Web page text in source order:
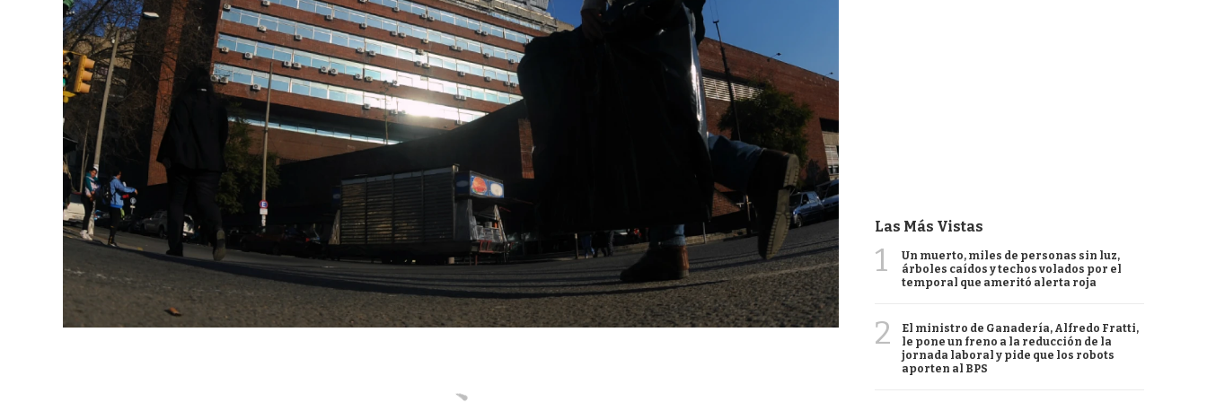
Las Más Vistas
1
Un muerto, miles de personas sin luz,
árboles caídos y techos volados por el
temporal que ameritó alerta roja
2
El ministro de Ganadería, Alfredo Fratti,
le pone un freno a la reducción de la
jornada laboral y pide que los robots
aporten al BPS